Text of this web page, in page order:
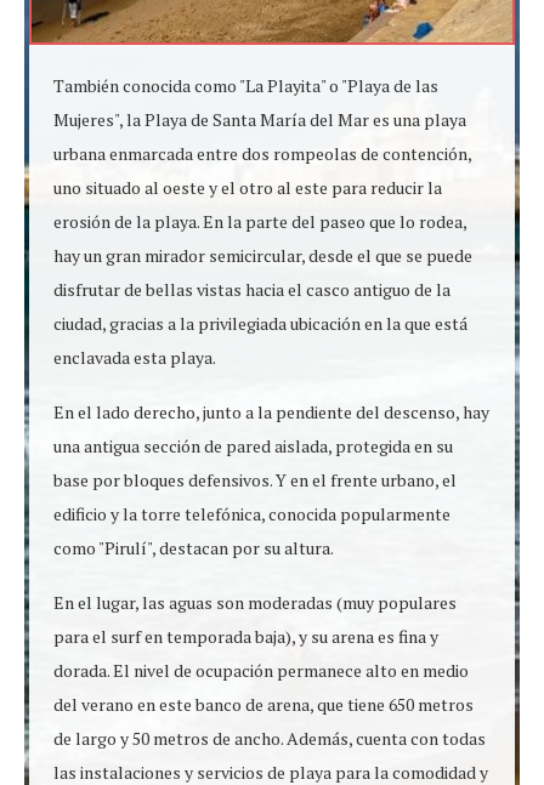
También conocida como "La Playita" o "Playa de las
Mujeres", la Playa de Santa María del Mar es una playa
urbana enmarcada entre dos rompeolas de contención,
uno situado al oeste y el otro al este para reducir la
erosión de la playa. En la parte del paseo que lo rodea,
hay un gran mirador semicircular, desde el que se puede
disfrutar de bellas vistas hacia el casco antiguo de la
ciudad, gracias a la privilegiada ubicación en la que está
enclavada esta playa.
En el lado derecho, junto a la pendiente del descenso, hay
una antigua sección de pared aislada, protegida en su
base por bloques defensivos. Y en el frente urbano, el
edificio y la torre telefónica, conocida popularmente
como "Pirulí", destacan por su altura.
En el lugar, las aguas son moderadas (muy populares
para el surf en temporada baja), y su arena es fina y
dorada. El nivel de ocupación permanece alto en medio
del verano en este banco de arena, que tiene 650 metros
de largo y 50 metros de ancho. Además, cuenta con todas
las instalaciones y servicios de playa para la comodidad y